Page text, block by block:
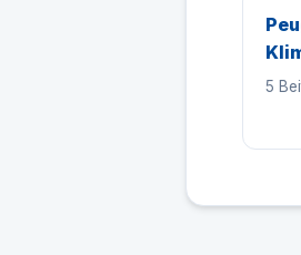
5